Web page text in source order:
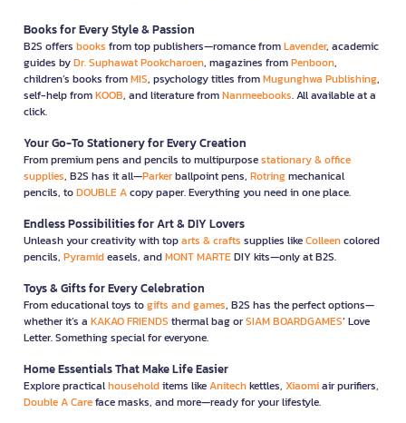
Books for Every Style & Passion
B2S offers books from top publishers—romance fromLavender, academic
guides byDr. Suphawat Pookcharoen, magazines fromPenboon,
children’s books fromMIS, psychology titles fromMugunghwa Publishing,
self-help fromKOOB, and literature fromNanmeebooks. All available at a
click.
Your Go-To Stationery for Every Creation
From premium pens and pencils to multipurposestationary & office
supplies, B2S has it all—Parkerballpoint pens, Rotringmechanical
pencils, toDOUBLE Acopy paper. Everything you need in one place.
Endless Possibilities for Art & DIY Lovers
Unleash your creativity with toparts & crafts supplies likeColleencolored
pencils, Pyramideasels, andMONT MARTEDIY kits—only at B2S.
Toys & Gifts for Every Celebration
From educational toys togifts and games, B2S has the perfect options—
whether it’s a KAKAO FRIENDS thermal bag orSIAM BOARDGAMES’ Love
Letter. Something special for everyone.
Home Essentials That Make Life Easier
Explore practicalhouseholditems likeAnitechkettles, Xiaomiair purifiers,
Double A Careface masks, and more—ready for your lifestyle.